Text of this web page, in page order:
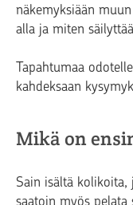
näkemyksiään
alla ja miten
Tapahtumaa
kahdeksaan
Mikä on
Sain isältä
saatoin myös pelata